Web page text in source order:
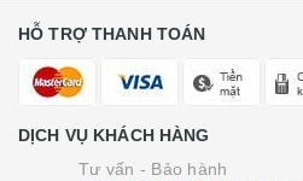
HỖ TRỢ THANH TOÁN
DỊCH VỤ KHÁCH HÀNG
Tư vấn - Bảo hành